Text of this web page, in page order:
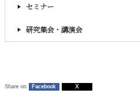
セミナー
研究集会・講演会
Share on Facebook X